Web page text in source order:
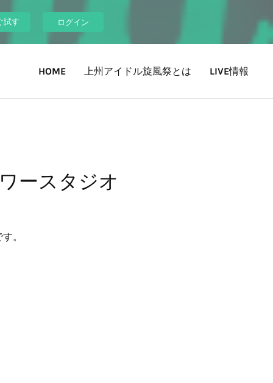
試す ログイン
HOME 上州アイドル旋風祭とは LIVE情報
ースタジオ
。